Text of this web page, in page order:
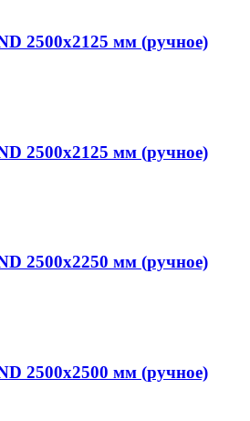
2500х2125 мм (ручное)
2500х2125 мм (ручное)
2500х2250 мм (ручное)
2500х2500 мм (ручное)